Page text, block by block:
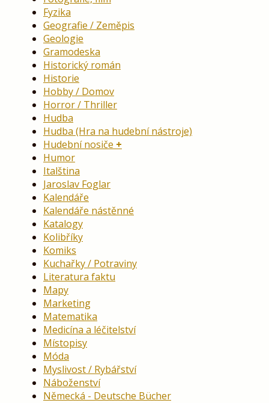
Fyzika
Geografie / Zeměpis
Geologie
Gramodeska
Historický román
Historie
Hobby / Domov
Horror / Thriller
Hudba
Hudba (Hra na hudební nástroje)
Hudební nosiče
Humor
Italština
Jaroslav Foglar
Kalendáře
Kalendáře nástěnné
Katalogy
Kolibříky
Komiks
Kuchařky / Potraviny
Literatura faktu
Mapy
Marketing
Matematika
Medicína a léčitelství
Místopisy
Móda
Myslivost / Rybářství
Náboženství
Německá - Deutsche Bücher